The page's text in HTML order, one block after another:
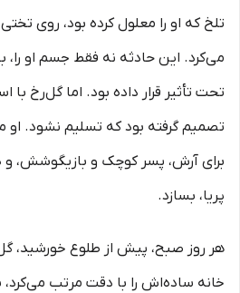
تلخ که او را معلول کرده بود، روی
می‌کرد. این حادثه نه فقط جسم او را،
تحت تأثیر قرار داده بود. اما گل‌رخ با
تصمیم گرفته بود که تسلیم نشود. او
برای آرش، پسر کوچک و بازیگوشش،
پریا، بسازد.
هر روز صبح، پیش از طلوع خورشید،
خانه ساده‌اش را با دقت مرتب می‌کرد،